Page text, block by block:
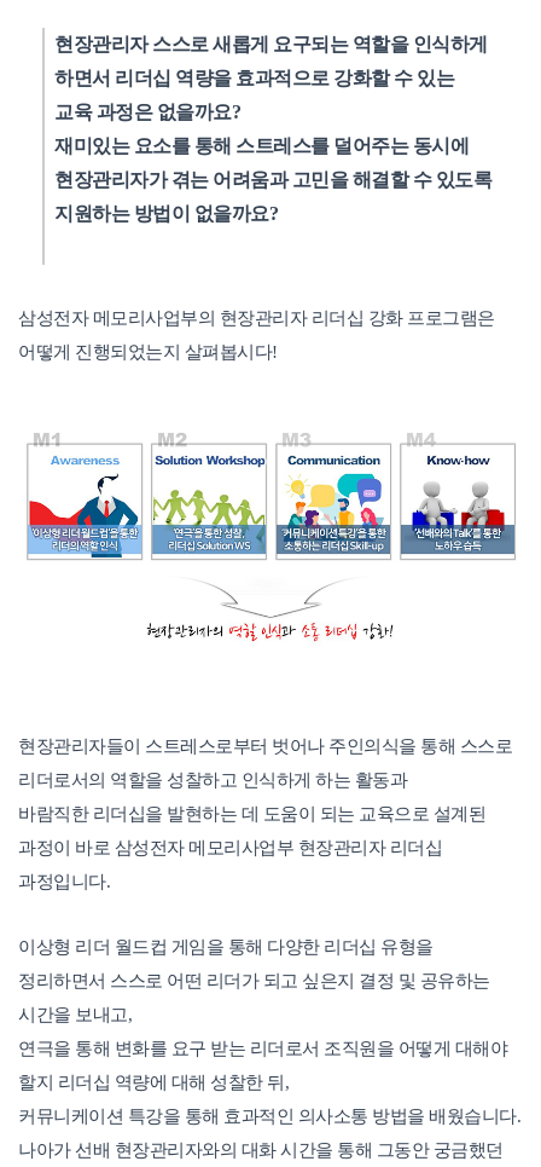
현장관리자 스스로 새롭게 요구되는 역할을 인식하게
하면서 리더십 역량을 효과적으로 강화할 수 있는
교육 과정은 없을까요?
재미있는 요소를 통해 스트레스를 덜어주는 동시에
현장관리자가 겪는 어려움과 고민을 해결할 수 있도록
지원하는 방법이 없을까요?
삼성전자 메모리사업부의 현장관리자 리더십 강화 프로그램은
어떻게 진행되었는지 살펴봅시다!
현장관리자들이 스트레스로부터 벗어나 주인의식을 통해 스스로
리더로서의 역할을 성찰하고 인식하게 하는 활동과
바람직한 리더십을 발현하는 데 도움이 되는 교육으로 설계된
과정이 바로 삼성전자 메모리사업부 현장관리자 리더십
과정입니다.
이상형 리더 월드컵 게임을 통해 다양한 리더십 유형을
정리하면서 스스로 어떤 리더가 되고 싶은지 결정 및 공유하는
시간을 보내고,
연극을 통해 변화를 요구 받는 리더로서 조직원을 어떻게 대해야
할지 리더십 역량에 대해 성찰한 뒤,
커뮤니케이션 특강을 통해 효과적인 의사소통 방법을 배웠습니다.
나아가 선배 현장관리자와의 대화 시간을 통해 그동안 궁금했던